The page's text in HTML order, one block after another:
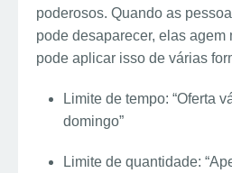
poderosos. Quando as
pode desaparecer, elas agem
pode aplicar isso de várias
Limite de tempo: “Oferta
domingo”
Limite de quantidade: